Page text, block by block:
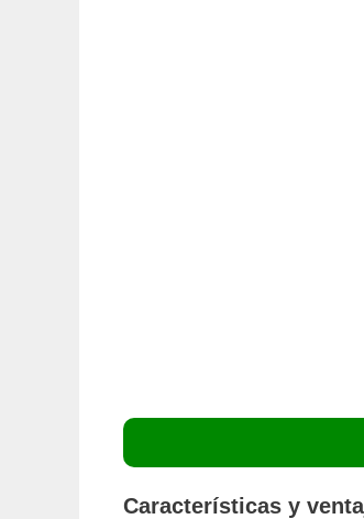
Características y